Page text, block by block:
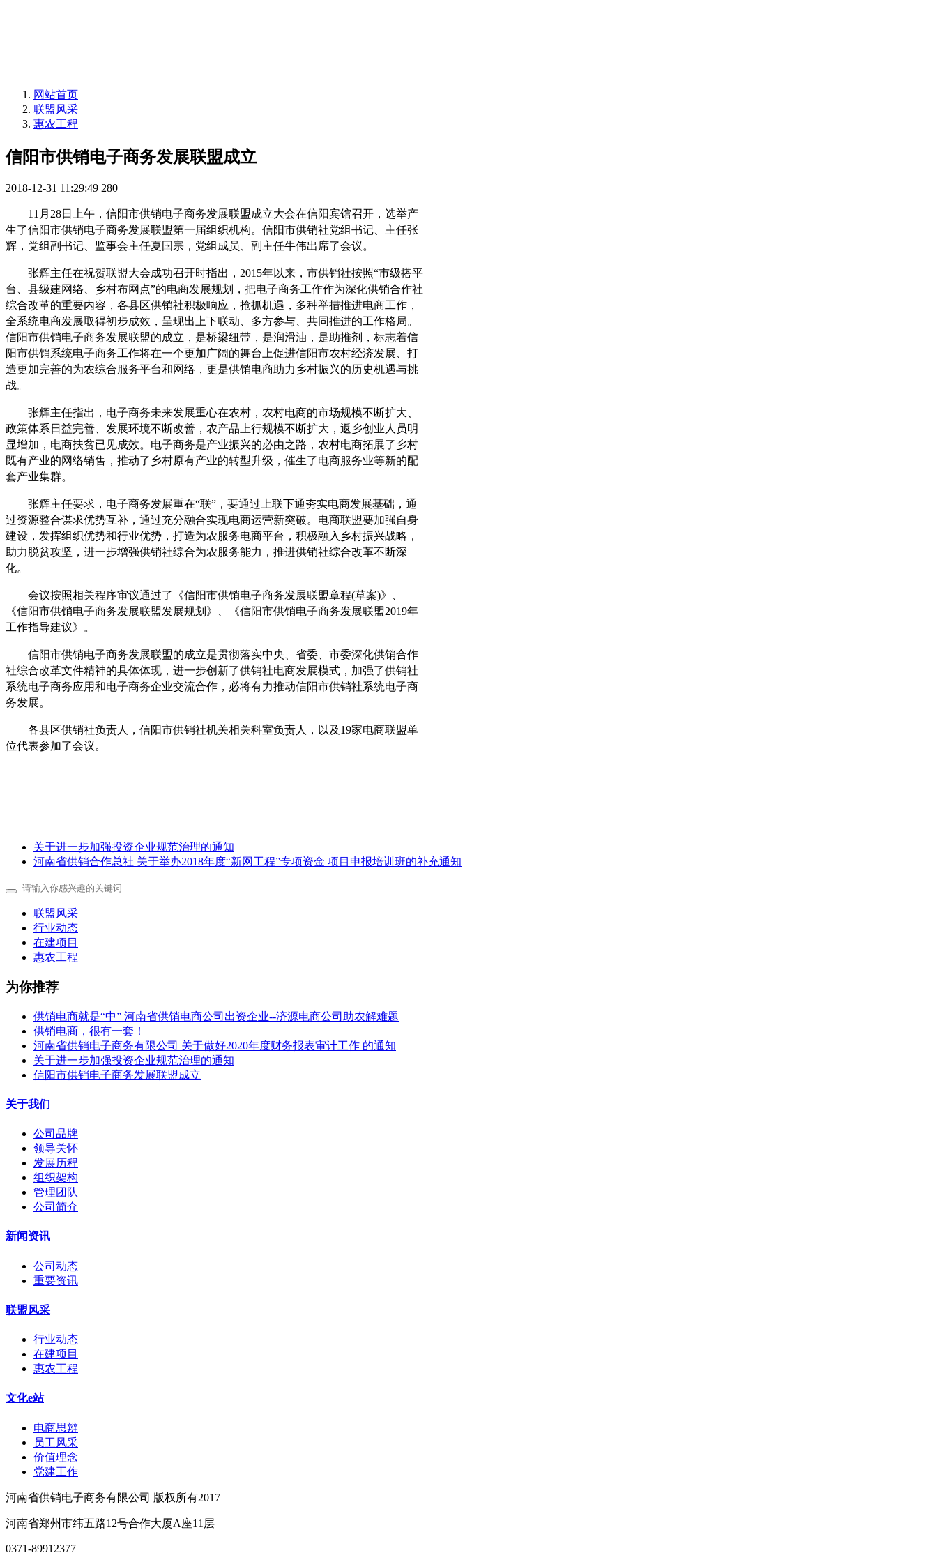
网站首页
联盟风采
惠农工程
信阳市供销电子商务发展联盟成立
2018-12-31 11:29:49 280
11月28日上午，信阳市供销电子商务发展联盟成立大会在信阳宾馆召开，选举产
生了信阳市供销电子商务发展联盟第一届组织机构。信阳市供销社党组书记、主任张
辉，党组副书记、监事会主任夏国宗，党组成员、副主任牛伟出席了会议。
张辉主任在祝贺联盟大会成功召开时指出，2015年以来，市供销社按照“市级搭平
台、县级建网络、乡村布网点”的电商发展规划，把电子商务工作作为深化供销合作社
综合改革的重要内容，各县区供销社积极响应，抢抓机遇，多种举措推进电商工作，
全系统电商发展取得初步成效，呈现出上下联动、多方参与、共同推进的工作格局。
信阳市供销电子商务发展联盟的成立，是桥梁纽带，是润滑油，是助推剂，标志着信
阳市供销系统电子商务工作将在一个更加广阔的舞台上促进信阳市农村经济发展、打
造更加完善的为农综合服务平台和网络，更是供销电商助力乡村振兴的历史机遇与挑
战。
张辉主任指出，电子商务未来发展重心在农村，农村电商的市场规模不断扩大、
政策体系日益完善、发展环境不断改善，农产品上行规模不断扩大，返乡创业人员明
显增加，电商扶贫已见成效。电子商务是产业振兴的必由之路，农村电商拓展了乡村
既有产业的网络销售，推动了乡村原有产业的转型升级，催生了电商服务业等新的配
套产业集群。
张辉主任要求，电子商务发展重在“联”，要通过上联下通夯实电商发展基础，通
过资源整合谋求优势互补，通过充分融合实现电商运营新突破。电商联盟要加强自身
建设，发挥组织优势和行业优势，打造为农服务电商平台，积极融入乡村振兴战略，
助力脱贫攻坚，进一步增强供销社综合为农服务能力，推进供销社综合改革不断深
化。
会议按照相关程序审议通过了《信阳市供销电子商务发展联盟章程(草案)》、
《信阳市供销电子商务发展联盟发展规划》、《信阳市供销电子商务发展联盟2019年
工作指导建议》。
信阳市供销电子商务发展联盟的成立是贯彻落实中央、省委、市委深化供销合作
社综合改革文件精神的具体体现，进一步创新了供销社电商发展模式，加强了供销社
系统电子商务应用和电子商务企业交流合作，必将有力推动信阳市供销社系统电子商
务发展。
各县区供销社负责人，信阳市供销社机关相关科室负责人，以及19家电商联盟单
位代表参加了会议。
关于进一步加强投资企业规范治理的通知
河南省供销合作总社 关于举办2018年度“新网工程”专项资金 项目申报培训班的补充通知
联盟风采
行业动态
在建项目
惠农工程
为你推荐
供销电商就是“中” 河南省供销电商公司出资企业--济源电商公司助农解难题
供销电商，很有一套！
河南省供销电子商务有限公司 关于做好2020年度财务报表审计工作 的通知
关于进一步加强投资企业规范治理的通知
信阳市供销电子商务发展联盟成立
关于我们
公司品牌
领导关怀
发展历程
组织架构
管理团队
公司简介
新闻资讯
公司动态
重要资讯
联盟风采
行业动态
在建项目
惠农工程
文化e站
电商思辨
员工风采
价值理念
党建工作
河南省供销电子商务有限公司 版权所有2017
河南省郑州市纬五路12号合作大厦A座11层
0371-89912377